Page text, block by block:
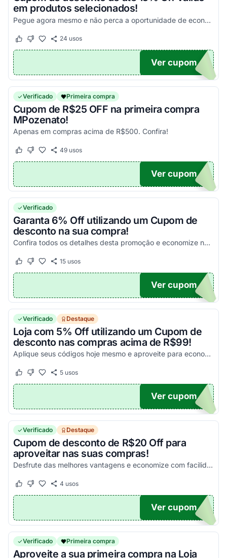
em produtos selecionados!
Pegue agora mesmo e não perca a oportunidade de economizar nas suas compras!
Este cupom funcionou
Este cupom não funcionou
24 usos
15
Ver cupom
Verificado Primeira compra
Cupom de R$25 OFF na primeira compra
MPozenato!
Apenas em compras acima de R$500. Confira!
Este cupom funcionou
Este cupom não funcionou
49usos
NDO
Ver cupom
Verificado
Garanta 6% Off utilizando um Cupom de
desconto na sua compra!
Confira todos os detalhes desta promoção e economize na sua primeira compra acima de R$99!
Este cupom funcionou
Este cupom não funcionou
15usos
A6
Ver cupom
Verificado Destaque
Loja com 5% Off utilizando um Cupom de
desconto nas compras acima de R$99!
Aplique seus códigos hoje mesmo e aproveite para economizar com facilidade nas suas compras!
Este cupom funcionou
Este cupom não funcionou
5usos
MPZ5
Ver cupom
Verificado Destaque
Cupom de desconto de R$20 Off para
aproveitar nas suas compras!
Desfrute das melhores vantagens e economize com facilidade nas suas compras!
Este cupom funcionou
Este cupom não funcionou
4 usos
S20
Ver cupom
Verificado Primeira compra
Aproveite a sua primeira compra na Loja